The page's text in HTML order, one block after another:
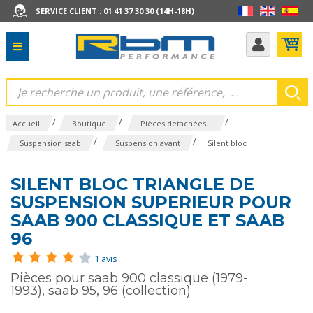
SERVICE CLIENT : 01 41 37 30 30 (14H-18H)
Accueil / Boutique / Pièces detachées... /
Suspension saab / Suspension avant / Silent bloc
SILENT BLOC TRIANGLE DE
SUSPENSION SUPERIEUR POUR
SAAB 900 CLASSIQUE ET SAAB
96
1 avis
Pièces pour saab 900 classique (1979-
1993), saab 95, 96 (collection)